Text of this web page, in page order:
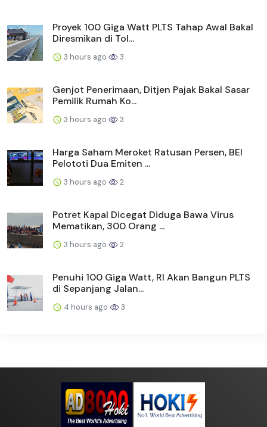
Proyek 100 Giga Watt PLTS Tahap Awal Bakal
Diresmikan di Tol...
3 hours ago 3
Genjot Penerimaan, Ditjen Pajak Bakal Sasar
Pemilik Rumah Ko...
3 hours ago 3
Harga Saham Meroket Ratusan Persen, BEI
Pelototi Dua Emiten ...
3 hours ago 2
Potret Kapal Dicegat Diduga Bawa Virus
Mematikan, 300 Orang ...
3 hours ago 2
Penuhi 100 Giga Watt, RI Akan Bangun PLTS
di Sepanjang Jalan...
4 hours ago 3